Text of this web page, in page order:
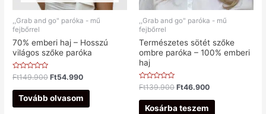
,,Grab and go" paróka - mű
fejbőrrel
70% emberi haj – Hosszú
világos szőke paróka
Értékelés:
0
/
Ft149.900 Ft54.990
Tovább olvasom
,,Grab and go" paróka - mű
fejbőrrel
Természetes sötét szőke
ombre paróka – 100% emberi
haj
Értékelés:
0
/
Ft139.900 Ft46.900
Kosárba teszem